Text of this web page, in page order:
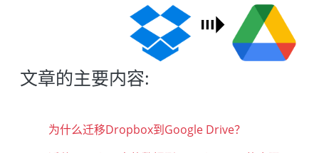
文章的主要内容:
为什么迁移Dropbox到Google Drive？